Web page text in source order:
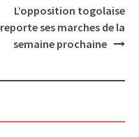
L’opposition togolaise
reporte ses marches de la
semaine prochaine